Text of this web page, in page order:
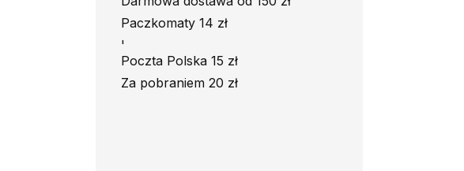
Paczkomaty 14 zł
'
Poczta Polska 15 zł
Za pobraniem 20 zł